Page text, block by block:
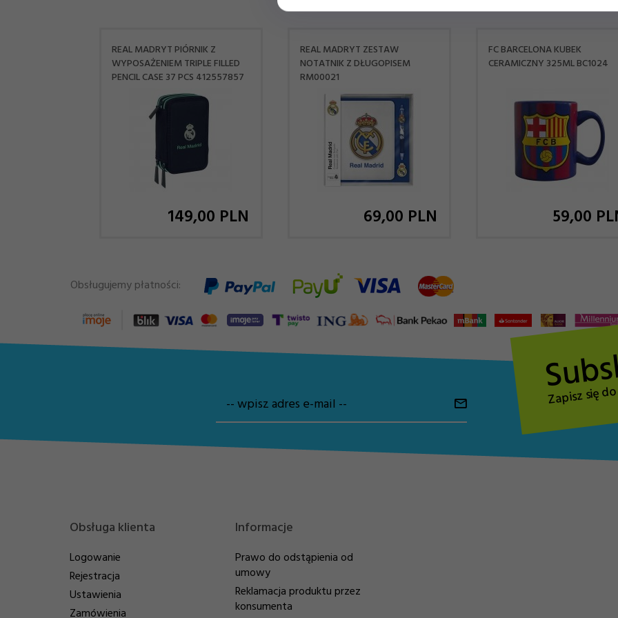
REAL MADRYT PIÓRNIK Z
WYPOSAŻENIEM TRIPLE FILLED
PENCIL CASE 37 PCS 412557857
149,00 PLN
REAL MADRYT ZESTAW
NOTATNIK Z DŁUGOPISEM
RM00021
69,00 PLN
FC BARCELONA KUBEK
CERAMICZNY 325ML BC1024
59,00
Obsługujemy płatności:
-- wpisz adres e-mail -- Zapisz się
Obsługa klienta
Logowanie
Rejestracja
Ustawienia
Zamówienia
Informacje
Prawo do odstąpienia od
umowy
Reklamacja produktu przez
konsumenta